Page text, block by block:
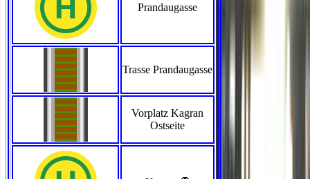
Prandaugasse
Trasse Prandaugasse
Vorplatz Kagran
Ostseite